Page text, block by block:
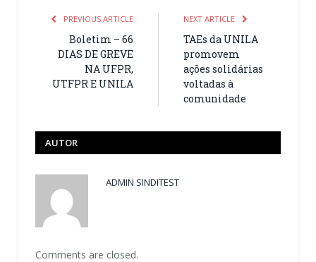
PREVIOUS ARTICLE
Boletim – 66
DIAS DE GREVE
NA UFPR,
UTFPR E UNILA
NEXT ARTICLE
TAEs da UNILA
promovem
ações solidárias
voltadas à
comunidade
AUTOR
ADMIN SINDITEST
Comments are closed.